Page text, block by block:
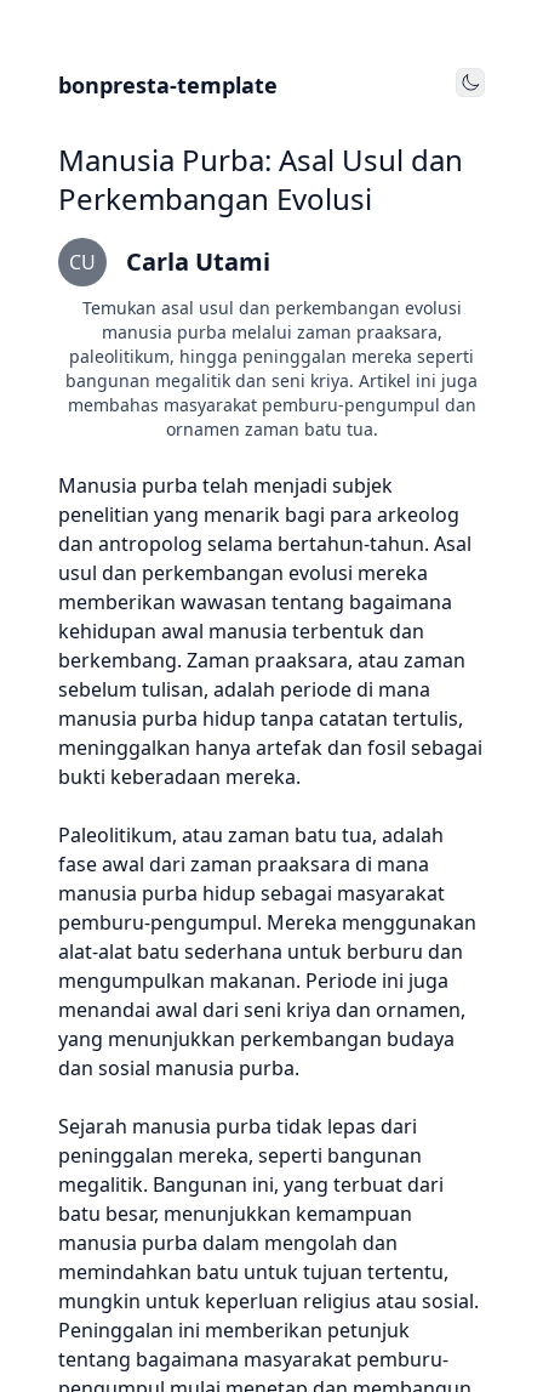
bonpresta-template Toggle
Manusia Purba: Asal Usul dan
Perkembangan Evolusi
CU Carla Utami
Temukan asal usul dan perkembangan evolusi
manusia purba melalui zaman praaksara,
paleolitikum, hingga peninggalan mereka seperti
bangunan megalitik dan seni kriya. Artikel ini juga
membahas masyarakat pemburu-pengumpul dan
ornamen zaman batu tua.
Manusia purba telah menjadi subjek
penelitian yang menarik bagi para arkeolog
dan antropolog selama bertahun-tahun. Asal
usul dan perkembangan evolusi mereka
memberikan wawasan tentang bagaimana
kehidupan awal manusia terbentuk dan
berkembang. Zaman praaksara, atau zaman
sebelum tulisan, adalah periode di mana
manusia purba hidup tanpa catatan tertulis,
meninggalkan hanya artefak dan fosil sebagai
bukti keberadaan mereka.
Paleolitikum, atau zaman batu tua, adalah
fase awal dari zaman praaksara di mana
manusia purba hidup sebagai masyarakat
pemburu-pengumpul. Mereka menggunakan
alat-alat batu sederhana untuk berburu dan
mengumpulkan makanan. Periode ini juga
menandai awal dari seni kriya dan ornamen,
yang menunjukkan perkembangan budaya
dan sosial manusia purba.
Sejarah manusia purba tidak lepas dari
peninggalan mereka, seperti bangunan
megalitik. Bangunan ini, yang terbuat dari
batu besar, menunjukkan kemampuan
manusia purba dalam mengolah dan
memindahkan batu untuk tujuan tertentu,
mungkin untuk keperluan religius atau sosial.
Peninggalan ini memberikan petunjuk
tentang bagaimana masyarakat pemburu-